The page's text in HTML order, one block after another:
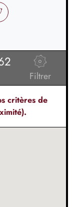
TWITTER
Filtrer
critères de